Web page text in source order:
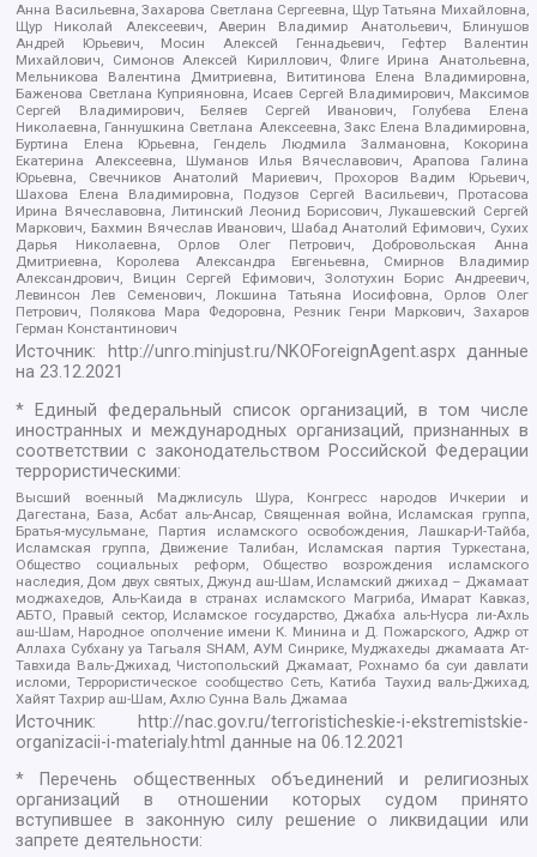
Анна Васильевна, Захарова Светлана Сергеевна, Щур Татьяна Михайловна,
Щур Николай Алексеевич, Аверин Владимир Анатольевич, Блинушов
Андрей Юрьевич, Мосин Алексей Геннадьевич, Гефтер Валентин
Михайлович, Симонов Алексей Кириллович, Флиге Ирина Анатольевна,
Мельникова Валентина Дмитриевна, Вититинова Елена Владимировна,
Баженова Светлана Куприяновна, Исаев Сергей Владимирович, Максимов
Сергей Владимирович, Беляев Сергей Иванович, Голубева Елена
Николаевна, Ганнушкина Светлана Алексеевна, Закс Елена Владимировна,
Буртина Елена Юрьевна, Гендель Людмила Залмановна, Кокорина
Екатерина Алексеевна, Шуманов Илья Вячеславович, Арапова Галина
Юрьевна, Свечников Анатолий Мариевич, Прохоров Вадим Юрьевич,
Шахова Елена Владимировна, Подузов Сергей Васильевич, Протасова
Ирина Вячеславовна, Литинский Леонид Борисович, Лукашевский Сергей
Маркович, Бахмин Вячеслав Иванович, Шабад Анатолий Ефимович, Сухих
Дарья Николаевна, Орлов Олег Петрович, Добровольская Анна
Дмитриевна, Королева Александра Евгеньевна, Смирнов Владимир
Александрович, Вицин Сергей Ефимович, Золотухин Борис Андреевич,
Левинсон Лев Семенович, Локшина Татьяна Иосифовна, Орлов Олег
Петрович, Полякова Мара Федоровна, Резник Генри Маркович, Захаров
Герман Константинович
Источник: http://unro.minjust.ru/NKOForeignAgent.aspxданные
на23.12.2021
* Единый федеральный список организаций, в том числе
иностранных и международных организаций, признанных в
соответствии с законодательством Российской Федерации
террористическими:
Высший военный Маджлисуль Шура, Конгресс народов Ичкерии и
Дагестана, База, Асбат аль-Ансар, Священная война, Исламская группа,
Братья-мусульмане, Партия исламского освобождения, Лашкар-И-Тайба,
Исламская группа, Движение Талибан, Исламская партия Туркестана,
Общество социальных реформ, Общество возрождения исламского
наследия, Дом двух святых, Джунд аш-Шам, Исламский джихад – Джамаат
моджахедов, Аль-Каида в странах исламского Магриба, Имарат Кавказ,
АБТО, Правый сектор, Исламское государство, Джабха аль-Нусра ли-Ахль
аш-Шам, Народное ополчение имени К. Минина и Д. Пожарского, Аджр от
Аллаха Субхану уа Тагьаля SHAM, АУМ Синрике, Муджахеды джамаата Ат-
Тавхида Валь-Джихад, Чистопольский Джамаат, Рохнамо ба суи давлати
исломи, Террористическое сообщество Сеть, Катиба Таухид валь-Джихад,
Хайят Тахрир аш-Шам, Ахлю Сунна Валь Джамаа
Источник:
http://nac.gov.ru/terroristicheskie-i-ekstremistskie-
organizacii-i-materialy.html данные на06.12.2021
* Перечень общественных объединений и религиозных
организаций в отношении которых судом принято
вступившее в законную силу решение о ликвидации или
запрете деятельности: